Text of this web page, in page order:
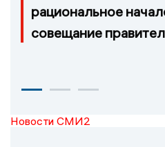
рациональное
совещание
Новости СМИ2